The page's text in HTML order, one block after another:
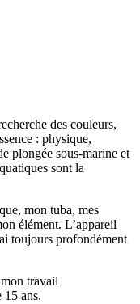
des couleurs,
: physique,
plongée sous-marine et
sont la
mon tuba, mes
élément. L’appareil
toujours profondément
travail
15 ans.